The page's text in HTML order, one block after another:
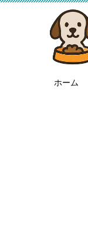
ホーム